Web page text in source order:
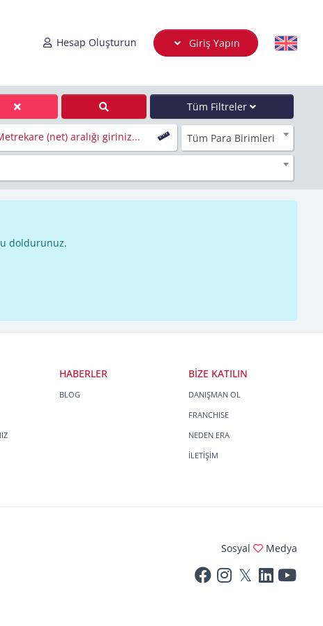
Hesap Oluşturun Giriş Yapın
Tüm Filtreler
(net) aralığı giriniz... Tüm Para Birimleri
doldurunuz.
HABERLER
BLOG
BİZE KATILIN
DANIŞMAN OL
FRANCHISE
NEDEN ERA
İLETİŞİM
Sosyal Medya